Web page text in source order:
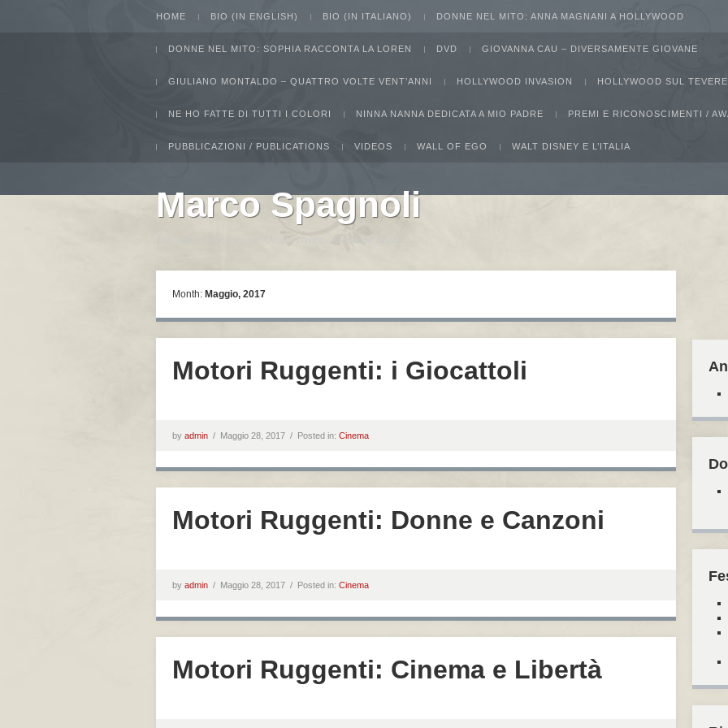
HOME BIO (IN ENGLISH) BIO (IN ITALIANO) DONNE NEL MITO: ANNA MAGNANI A HOLLYWOOD
DONNE NEL MITO: SOPHIA RACCONTA LA LOREN DVD GIOVANNA CAU – DIVERSAMENTE GIOVANE
GIULIANO MONTALDO – QUATTRO VOLTE VENT’ANNI HOLLYWOOD INVASION HOLLYWOOD SUL TEVERE
NE HO FATTE DI TUTTI I COLORI NINNA NANNA DEDICATA A MIO PADRE PREMI E RICONOSCIMENTI /
PUBBLICAZIONI / PUBLICATIONS VIDEOS WALL OF EGO WALT DISNEY E L’ITALIA
Marco Spagnoli
Month: Maggio, 2017
Motori Ruggenti: i Giocattoli
by admin / Maggio 28, 2017 / Posted in: Cinema
Motori Ruggenti: Donne e Canzoni
by admin / Maggio 28, 2017 / Posted in: Cinema
Motori Ruggenti: Cinema e Libertà